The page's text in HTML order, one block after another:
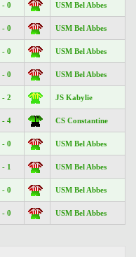
- 0 USM Bel Abbes
- 0 USM Bel Abbes
- 0 USM Bel Abbes
- 0 USM Bel Abbes
- 2 JS Kabylie
- 4 CS Constantine
- 0 USM Bel Abbes
- 1 USM Bel Abbes
- 0 USM Bel Abbes
- 0 USM Bel Abbes